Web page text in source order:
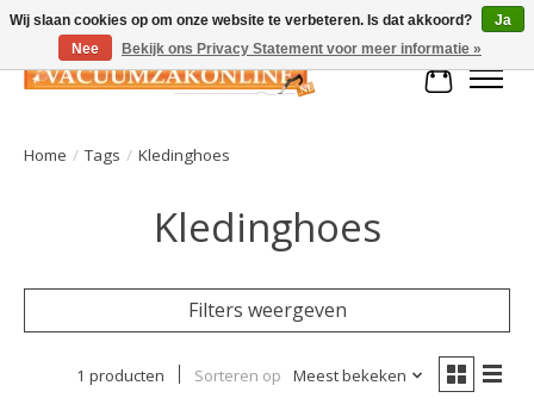
Home / Tags / Kledinghoes
Kledinghoes
Filters weergeven
1 producten Sorteren op Meest bekeken
Wij slaan cookies op om onze website te verbeteren. Is dat akkoord?
Ja
Nee
Bekijk ons Privacy Statement voor meer informatie »